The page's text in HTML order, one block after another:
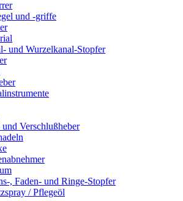
und -griffe
und Wurzelkanal-Stopfer
Verschlußheber
, Faden- und Ringe-Stopfer
/ Pflegeöl